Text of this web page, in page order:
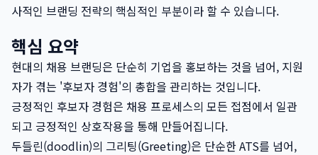
사적인 브랜딩 전략의 핵심적인 부분이라 할 수 있습니다.
핵심 요약
현대의 채용 브랜딩은 단순히 기업을 홍보하는 것을 넘어, 지원
자가 겪는 '후보자 경험'의 총합을 관리하는 것입니다.
긍정적인 후보자 경험은 채용 프로세스의 모든 접점에서 일관
되고 긍정적인 상호작용을 통해 만들어집니다.
두들린(doodlin)의 그리팅(Greeting)은 단순한 ATS를 넘어,